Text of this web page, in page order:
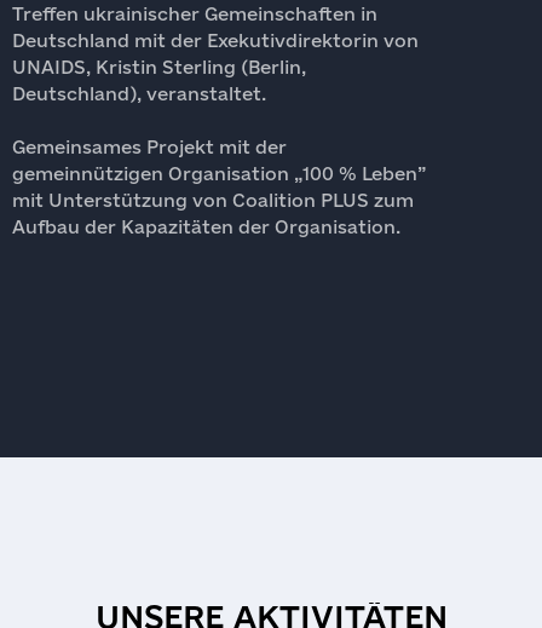
Treffen ukrainischer Gemeinschaften in
Deutschland mit der Exekutivdirektorin von
UNAIDS, Kristin Sterling (Berlin,
Deutschland), veranstaltet.
Gemeinsames Projekt mit der
gemeinnützigen Organisation „100 % Leben”
mit Unterstützung von Coalition PLUS zum
Aufbau der Kapazitäten der Organisation.
UNSERE AKTIVITÄTEN